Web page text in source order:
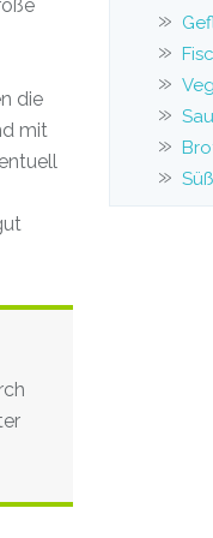
die
mit